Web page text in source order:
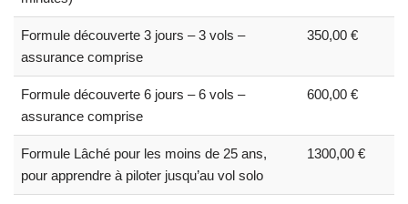
Formule découverte 3 jours – 3 vols –
assurance comprise
350,00 €
Formule découverte 6 jours – 6 vols –
assurance comprise
600,00 €
Formule Lâché pour les moins de 25 ans,
pour apprendre à piloter jusqu’au vol solo
1300,00 €